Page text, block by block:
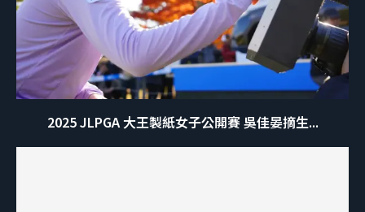
2025 JLPGA 大王製紙女子公開賽 吳佳晏摘生...